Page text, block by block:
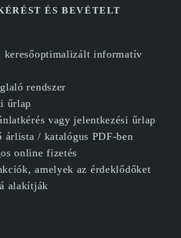
ÉS BEVÉTELT
keresőoptimalizált informatív
rendszer
űrlap
vagy jelentkezési űrlap
árlista / katalógus PDF-ben
online fizetés
amelyek az érdeklődőket
alakítják